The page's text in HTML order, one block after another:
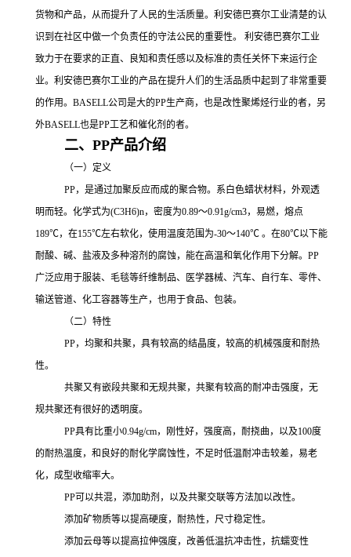
货物和产品，从而提升了人民的生活质量。利安德巴赛尔工业清楚的认
识到在社区中做一个负责任的守法公民的重要性。
利安德巴赛尔工业
致力于在要求的正直、良知和责任感以及标准的责任关怀下来运行企
业。利安德巴赛尔工业的产品在提升人们的生活品质中起到了非常重要
的作用。 BASELL公司是大的PP生产商，也是改性聚烯烃行业的者，另
外BASELL也是PP工艺和催化剂的者。
二、PP产品介绍
（一）定义
PP，是通过加聚反应而成的聚合物。系白色蜡状材料，外观透
明而轻。化学式为(C3H6)n，密度为0.89～0.91g/cm3，易燃，熔点
189℃，在155℃左右软化，使用温度范围为-30～140℃ 。在80℃以下能
耐酸、碱、盐液及多种溶剂的腐蚀，能在高温和氧化作用下分解。 PP
广泛应用于服装、毛毯等纤维制品、医学器械、汽车、自行车、零件、
输送管道、化工容器等生产，也用于食品、包装。
（二）特性
PP，均聚和共聚，具有较高的结晶度，较高的机械强度和耐热
性。
共聚又有嵌段共聚和无规共聚，共聚有较高的耐冲击强度，无
规共聚还有很好的透明度。
PP具有比重小0.94g/cm，刚性好，强度高，耐挠曲，以及100度
的耐热温度，和良好的耐化学腐蚀性，不足时低温耐冲击较差，易老
化，成型收缩率大。
PP可以共混，添加助剂，以及共聚交联等方法加以改性。
添加矿物质等以提高硬度，耐热性，尺寸稳定性。
添加云母等以提高拉伸强度，改善低温抗冲击性，抗蠕变性